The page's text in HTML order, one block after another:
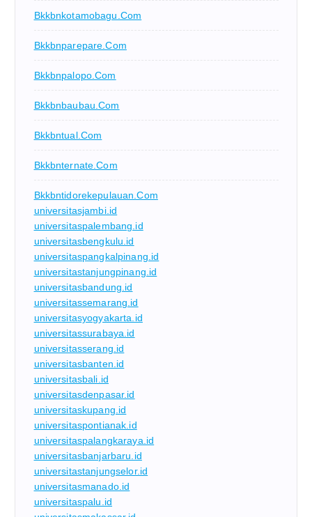
Bkkbnkotamobagu.com
Bkkbnparepare.com
Bkkbnpalopo.com
Bkkbnbaubau.com
Bkkbntual.com
Bkkbnternate.com
Bkkbntidorekepulauan.com
universitasjambi.id
universitaspalembang.id
universitasbengkulu.id
universitaspangkalpinang.id
universitastanjungpinang.id
universitasbandung.id
universitassemarang.id
universitasyogyakarta.id
universitassurabaya.id
universitasserang.id
universitasbanten.id
universitasbali.id
universitasdenpasar.id
universitaskupang.id
universitaspontianak.id
universitaspalangkaraya.id
universitasbanjarbaru.id
universitastanjungselor.id
universitasmanado.id
universitaspalu.id